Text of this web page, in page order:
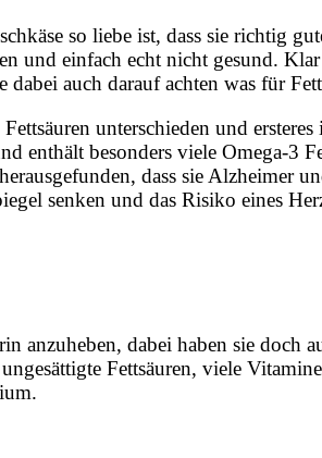
so liebe ist, dass sie richtig
und einfach echt nicht gesund.
auch darauf achten was für
unterschieden und
enthält besonders viele Omega-3
dass sie Alzheimer
senken und das Risiko eines
anzuheben, dabei haben sie doch
Fettsäuren, viele